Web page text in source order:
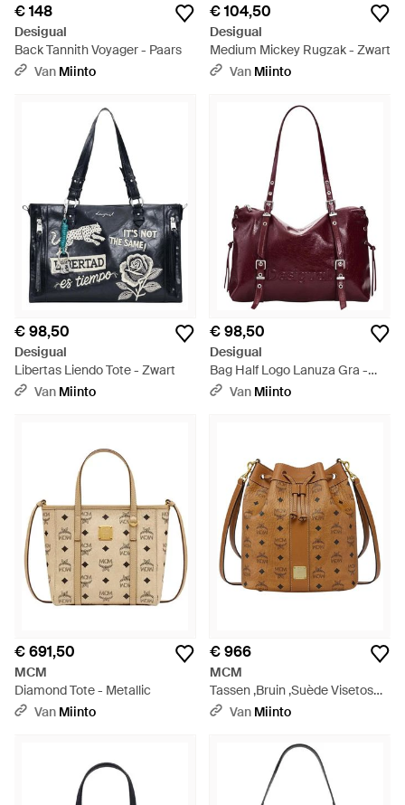
€ 148
Desigual
Back Tannith Voyager - Paars
Van Miinto
€ 104,50
Desigual
Medium Mickey Rugzak - Zwart
Van Miinto
€ 98,50
Desigual
Libertas Liendo Tote - Zwart
Van Miinto
€ 98,50
Desigual
Bag Half Logo Lanuza Gra -
PaarsVan Miinto
€ 691,50
MCM
Diamond Tote - Metallic
Van Miinto
€ 966
MCM
Tassen ,Bruin ,Suède Visetos
Drawstring Bucket Bag - Bruin
Van Miinto